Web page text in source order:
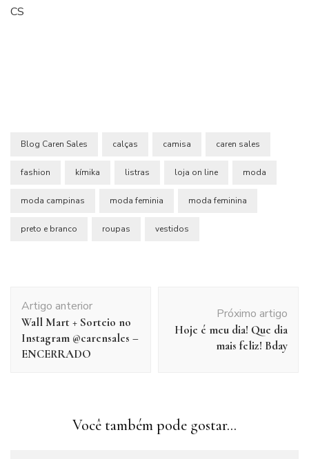
CS
Blog Caren Sales calças camisa caren sales
fashion kímika listras loja on line moda
moda campinas moda feminia moda feminina
preto e branco roupas vestidos
de
post
Artigo anterior
Wall Mart + Sorteio no
Instagram @carensales –
ENCERRADO
Próximo artigo
Hoje é meu dia! Que dia
mais feliz! Bday
Você também pode gostar...